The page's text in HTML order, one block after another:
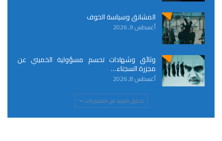
المشانق وسياسة الخوف
أغسطس 9, 2026
وثائق وشهادات تحسم مسؤولية الخميني عن
مجزرة السجناء…
أغسطس 8, 2026
تحميل المزيد من المشاركات